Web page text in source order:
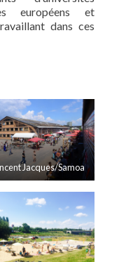
européens et
dans ces
Jacques/Samoa